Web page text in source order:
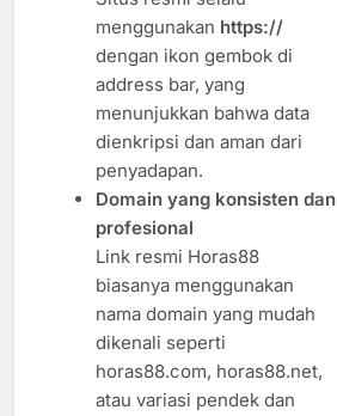
menggunakan https://
dengan ikon gembok di
address bar, yang
menunjukkan bahwa data
dienkripsi dan aman dari
penyadapan.
Domain yang konsisten dan
profesional
Link resmi Horas88
biasanya menggunakan
nama domain yang mudah
dikenali seperti
horas88.com, horas88.net,
atau variasi pendek dan